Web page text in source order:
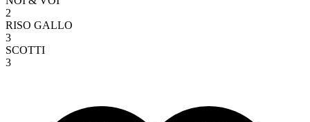
2
RISO GALLO
3
SCOTTI
3